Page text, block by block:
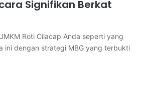
Signifikan Berkat
Roti Cilacap Anda seperti yang
ini dengan strategi MBG yang terbukti